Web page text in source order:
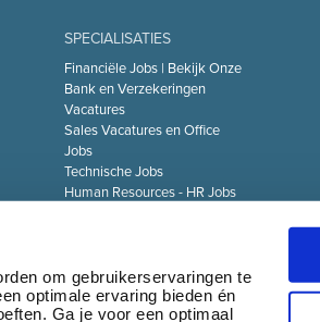
om gebruikerservaringen te
optimale ervaring bieden én
Ga je voor een optimaal
SPECIALISATIES
Financiële Jobs | Bekijk Onze
Bank en Verzekeringen
Vacatures
Sales Vacatures en Office
Jobs
Technische Jobs
Human Resources - HR Jobs
Transport & Logistiek Jobs
Marketing & communicatie
Jobs